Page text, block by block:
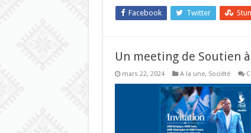
Facebook Twitter
Un meeting de Soutien
mars 22, 2024 A la une, Société